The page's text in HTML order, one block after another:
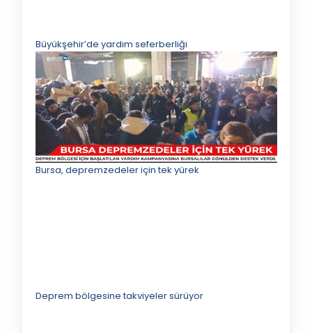
Büyükşehir’de yardım seferberliği
Bursa, depremzedeler için tek yürek
Deprem bölgesine takviyeler sürüyor